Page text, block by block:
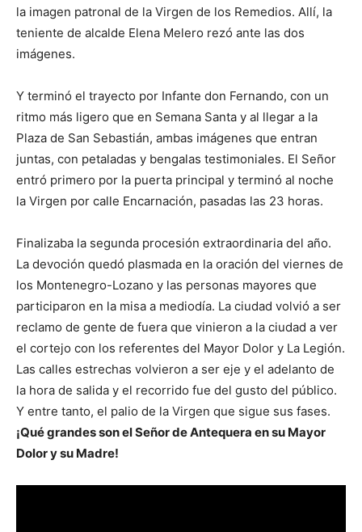
la imagen patronal de la Virgen de los Remedios. Allí, la
teniente de alcalde Elena Melero rezó ante las dos
imágenes.
Y terminó el trayecto por Infante don Fernando, con un
ritmo más ligero que en Semana Santa y al llegar a la
Plaza de San Sebastián, ambas imágenes que entran
juntas, con petaladas y bengalas testimoniales. El Señor
entró primero por la puerta principal y terminó al noche
la Virgen por calle Encarnación, pasadas las 23 horas.
Finalizaba la segunda procesión extraordinaria del año.
La devoción quedó plasmada en la oración del viernes de
los Montenegro-Lozano y las personas mayores que
participaron en la misa a mediodía. La ciudad volvió a ser
reclamo de gente de fuera que vinieron a la ciudad a ver
el cortejo con los referentes del Mayor Dolor y La Legión.
Las calles estrechas volvieron a ser eje y el adelanto de
la hora de salida y el recorrido fue del gusto del público.
Y entre tanto, el palio de la Virgen que sigue sus fases.
¡Qué grandes son el Señor de Antequera en su Mayor
Dolor y su Madre!